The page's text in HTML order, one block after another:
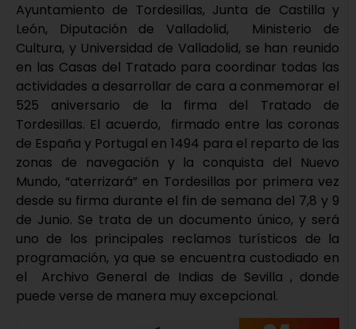
Ayuntamiento de Tordesillas, Junta de Castilla y
León, Diputación de Valladolid, Ministerio de
Cultura, y Universidad de Valladolid, se han reunido
en las Casas del Tratado para coordinar todas las
actividades a desarrollar de cara a conmemorar el
525 aniversario de la firma del Tratado de
Tordesillas. El acuerdo, firmado entre las coronas
de España y Portugal en 1494 para el reparto de las
zonas de navegación y la conquista del Nuevo
Mundo, “aterrizará” en Tordesillas por primera vez
desde su firma durante el fin de semana del 7,8 y 9
de Junio. Se trata de un documento único, y será
uno de los principales reclamos turísticos de la
programación, ya que se encuentra custodiado en
el Archivo General de Indias de Sevilla , donde
puede verse de manera muy excepcional.